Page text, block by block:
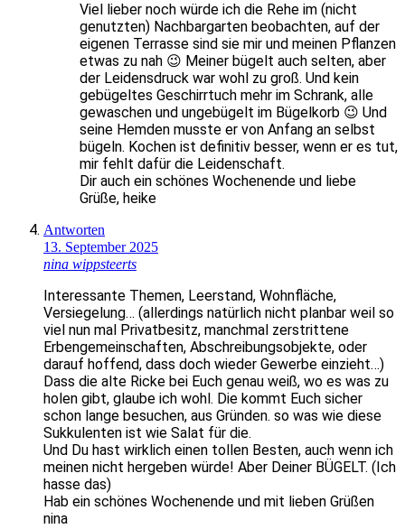
Viel lieber noch würde ich die Rehe im (nicht
genutzten) Nachbargarten beobachten, auf der
eigenen Terrasse sind sie mir und meinen Pflanzen
etwas zu nah 😉 Meiner bügelt auch selten, aber
der Leidensdruck war wohl zu groß. Und kein
gebügeltes Geschirrtuch mehr im Schrank, alle
gewaschen und ungebügelt im Bügelkorb 😉 Und
seine Hemden musste er von Anfang an selbst
bügeln. Kochen ist definitiv besser, wenn er es tut,
mir fehlt dafür die Leidenschaft.
Dir auch ein schönes Wochenende und liebe
Grüße, heike
Antworten
13. September 2025
nina wippsteerts
Interessante Themen, Leerstand, Wohnfläche,
Versiegelung… (allerdings natürlich nicht planbar weil so
viel nun mal Privatbesitz, manchmal zerstrittene
Erbengemeinschaften, Abschreibungsobjekte, oder
darauf hoffend, dass doch wieder Gewerbe einzieht…)
Dass die alte Ricke bei Euch genau weiß, wo es was zu
holen gibt, glaube ich wohl. Die kommt Euch sicher
schon lange besuchen, aus Gründen. so was wie diese
Sukkulenten ist wie Salat für die.
Und Du hast wirklich einen tollen Besten, auch wenn ich
meinen nicht hergeben würde! Aber Deiner BÜGELT. (Ich
hasse das)
Hab ein schönes Wochenende und mit lieben Grüßen
nina